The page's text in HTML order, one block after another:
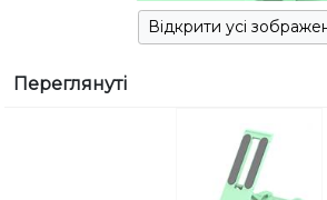
Відкрити усі
Переглянуті